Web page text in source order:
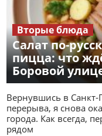
Салат по-
пицца: что
Боровой
Вторые блюда
Вернувшись в Санкт-
перерыва, я снова
города. Как всегда,
рядом